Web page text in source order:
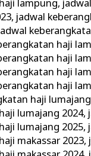
lampung,
, jadwal
haji
haji
haji
haji
haji
lumajang 2024,
lumajang 2025,
makassar 2023,